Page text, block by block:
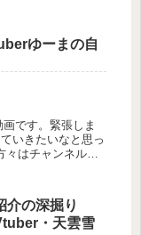
ゆーまの自
いきたいなと思っ
はチャンネル登
介の深掘り
・天雲雪